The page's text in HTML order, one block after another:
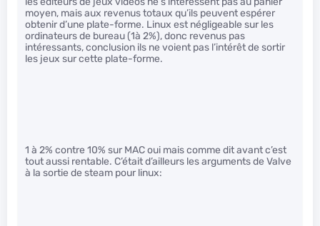
moyen, mais aux revenus totaux qu’ils peuvent espérer
obtenir d’une plate-forme. Linux est négligeable sur les
ordinateurs de bureau (1à 2%), donc revenus pas
intéressants, conclusion ils ne voient pas l’intérêt de sortir
les jeux sur cette plate-forme.
1 à 2% contre 10% sur MAC oui mais comme dit avant c’est
tout aussi rentable. C’était d’ailleurs les arguments de Valve
à la sortie de steam pour linux: